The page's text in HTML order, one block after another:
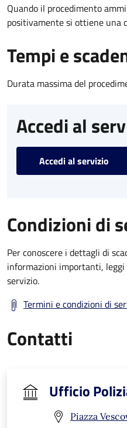
Quando il procedimento
positivamente si ottiene una
Tempi e
Durata massima del
Accedi al
Accedi al servizio
Condizioni di
Per conoscere i dettagli di
informazioni importanti,
servizio.
Termini e condizioni di
Contatti
Ufficio
Piazza